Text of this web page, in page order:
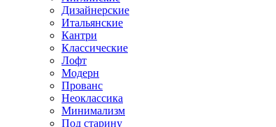
Дизайнерские
Итальянские
Кантри
Классические
Лофт
Модерн
Прованс
Неоклассика
Минимализм
Под старину